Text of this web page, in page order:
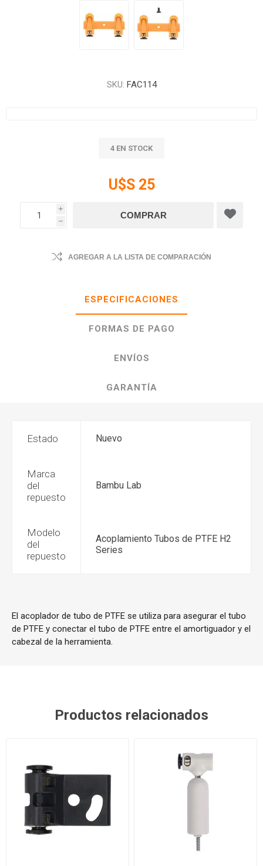
SKU: FAC114
4 EN STOCK
U$S 25
i
h
AGREGAR A LA LISTA DE COMPARACIÓN
ESPECIFICACIONES
FORMAS DE PAGO
ENVÍOS
GARANTÍA
Estado Nuevo
Marca
del
repuesto
Bambu Lab
Modelo
del
repuesto
Acoplamiento Tubos de PTFE H2
Series
El acoplador de tubo de PTFE se utiliza para asegurar el tubo
de PTFE y conectar el tubo de PTFE entre el amortiguador y el
cabezal de la herramienta.
Productos relacionados